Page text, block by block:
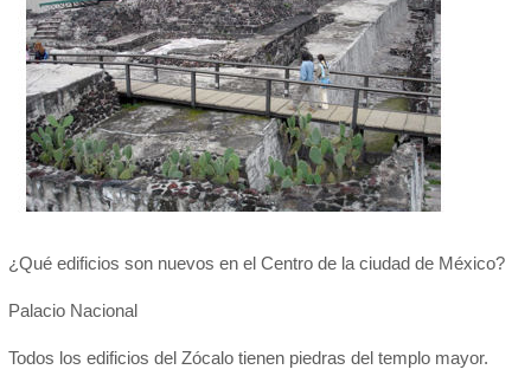
¿Qué edificios son nuevos en el Centro de la ciudad de México?
Palacio Nacional
Todos los edificios del Zócalo tienen piedras del templo mayor.